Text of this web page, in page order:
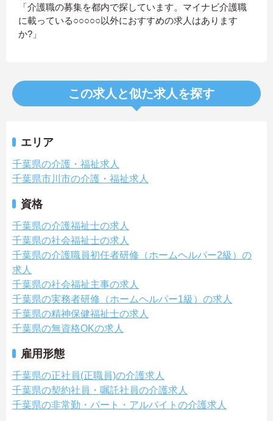
「介護職の募集を都内で探しています。マイナビ介護職
に載っている○○○○○以外におすすめの求人はあります
か?」
この求人と似た求人を探す
エリア
千葉県の介護・福祉求人
千葉県市川市の介護・福祉求人
資格
千葉県の介護福祉士の求人
千葉県の社会福祉士の求人
千葉県の介護職員初任者研修（ホームヘルパー2級）の
求人
千葉県の社会福祉主事の求人
千葉県の実務者研修（ホームヘルパー1級）の求人
千葉県の精神保健福祉士の求人
千葉県の無資格OKの求人
雇用形態
千葉県の正社員(正職員)の介護求人
千葉県の契約社員・嘱託社員の介護求人
千葉県の非常勤・パート・アルバイトの介護求人